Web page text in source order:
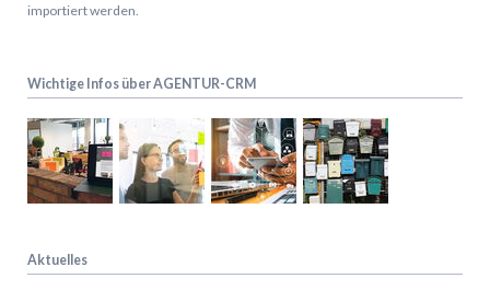
importiert werden.
Wichtige Infos über AGENTUR-CRM
Aktuelles